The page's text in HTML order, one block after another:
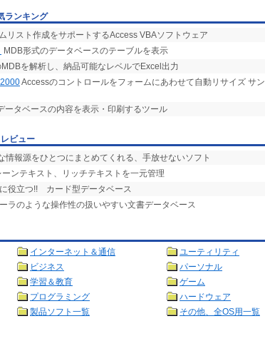
ランキング
リスト作成をサポートするAccess VBAソフトウェア
MDB形式のデータベースのテーブルを表示
を解析し、納品可能なレベルでExcel出力
Accessのコントロールをフォームにあわせて自動リサイズ サン
ータベースの内容を表示・印刷するツール
ビュー
情報源をひとつにまとめてくれる、手放せないソフト
ンテキスト、リッチテキストを一元管理
役立つ!! カード型データベース
ラのような操作性の扱いやすい文書データベース
インターネット＆通信
ユーティリティ
ビジネス
パーソナル
学習＆教育
ゲーム
プログラミング
ハードウェア
製品ソフト一覧 その他、全OS用一覧